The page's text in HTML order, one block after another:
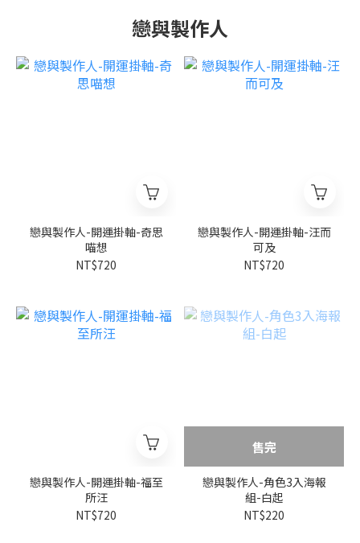
戀與製作人
戀與製作人-開運掛軸-奇思
喵想
NT$720
戀與製作人-開運掛軸-汪而
可及
NT$720
戀與製作人-開運掛軸-福至
所汪
NT$720
售完
戀與製作人-角色3入海報
組-白起
NT$220